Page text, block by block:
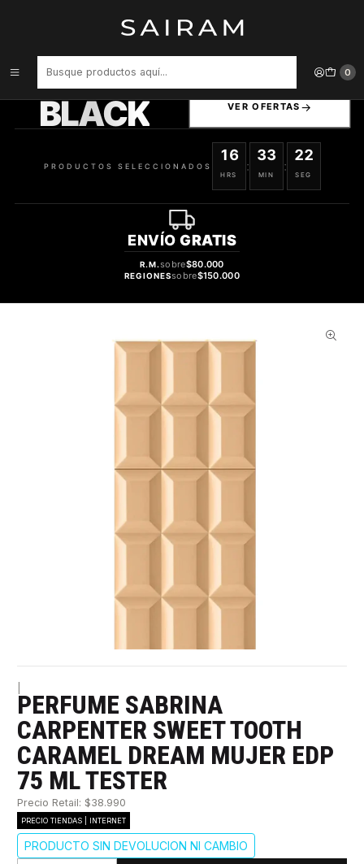
0
PERFUME SABRINA CARPENTER SWEET TOOTH CARAMEL DREAM
MUJER EDP 75 ML TESTER
BLACK VER OFERTAS
PRODUCTOS SELECCIONADOS
16
HRS
:
33
MIN
:
21
SEG
ENVÍO GRATIS
R.M.sobre$80.000
REGIONESsobre$150.000
PERFUME SABRINA
CARPENTER SWEET TOOTH
CARAMEL DREAM MUJER EDP
75 ML TESTER
Precio Retail: $38.990
PRECIO TIENDAS | INTERNET
PRODUCTO SIN DEVOLUCION NI CAMBIO